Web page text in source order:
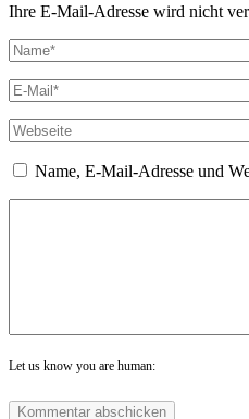
Ihre E-Mail-Adresse wird nicht
Name, E-Mail-Adresse und
Let us know you are human: